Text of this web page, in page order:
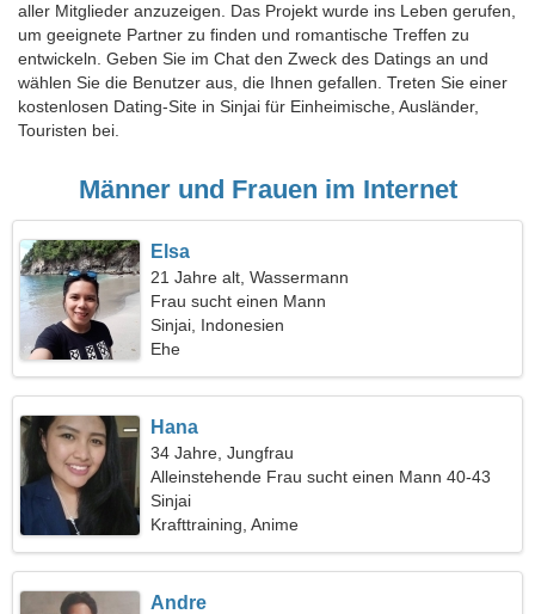
aller Mitglieder anzuzeigen. Das Projekt wurde ins Leben gerufen,
um geeignete Partner zu finden und romantische Treffen zu
entwickeln. Geben Sie im Chat den Zweck des Datings an und
wählen Sie die Benutzer aus, die Ihnen gefallen. Treten Sie einer
kostenlosen Dating-Site in Sinjai für Einheimische, Ausländer,
Touristen bei.
Männer und Frauen im Internet
Elsa
21 Jahre alt, Wassermann
Frau sucht einen Mann
Sinjai, Indonesien
Ehe
Hana
34 Jahre, Jungfrau
Alleinstehende Frau sucht einen Mann 40-43
Sinjai
Krafttraining, Anime
Andre